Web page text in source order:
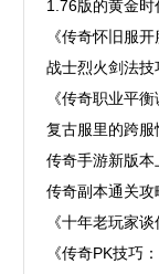
1.76版的黄金时
《传奇怀旧服
战士烈火剑法技
《传奇职业平
复古服里的跨服
传奇手游新版
传奇副本通关
《十年老玩家
《传奇PK技巧